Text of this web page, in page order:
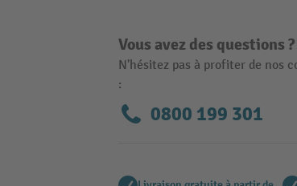
Vous avez des questions ?
N'hésitez pas à profiter de nos
:
0800 199 301